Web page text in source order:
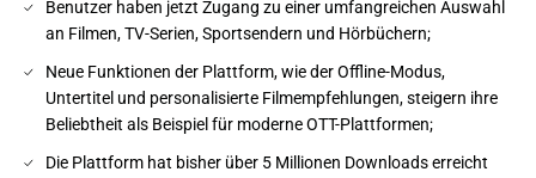
Benutzer haben jetzt Zugang zu einer umfangreichen Auswahl
an Filmen, TV-Serien, Sportsendern und Hörbüchern;
Neue Funktionen der Plattform, wie der Offline-Modus,
Untertitel und personalisierte Filmempfehlungen, steigern ihre
Beliebtheit als Beispiel für moderne OTT-Plattformen;
Die Plattform hat bisher über 5 Millionen Downloads erreicht